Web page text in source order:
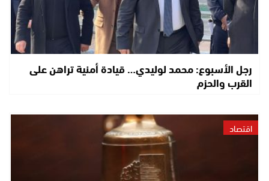
رجل الأسبوع: محمد لوليدي… قيادة أمنية تراهن على
القرب والحزم
اقتصاد